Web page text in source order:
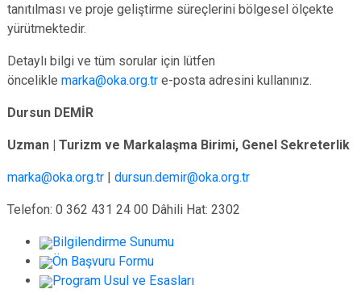
tanıtılması ve proje geliştirme süreçlerini bölgesel ölçekte
yürütmektedir.
Detaylı bilgi ve tüm sorular için lütfen
öncelikle marka@oka.org.tr e-posta adresini kullanınız.
Dursun DEMİR
Uzman | Turizm ve Markalaşma Birimi, Genel Sekreterlik
marka@oka.org.tr | dursun.demir@oka.org.tr
Telefon: 0 362 431 24 00 Dâhili Hat: 2302
Bilgilendirme Sunumu
Ön Başvuru Formu
Program Usul ve Esasları